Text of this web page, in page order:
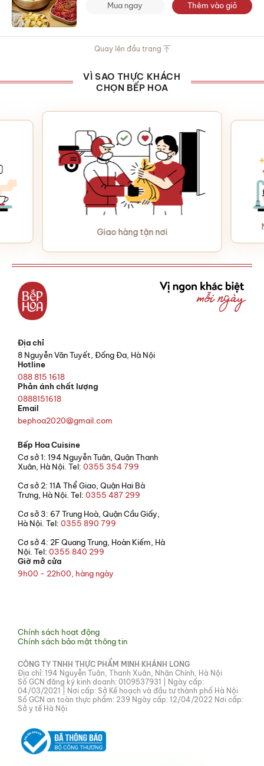
Mua ngay Thêm vào giỏ
Quay lên đầu trang
VÌ SAO THỰC KHÁCH
CHỌN BẾP HOA
Giao hàng tận nơi
Địa chỉ
8 Nguyễn Văn Tuyết, Đống Đa, Hà Nội
Hotline
088 815 1618
Phản ánh chất lượng
0888151618
Email
bephoa2020@gmail.com
Bếp Hoa Cuisine
Cơ sở 1: 194 Nguyễn Tuân, Quận Thanh
Xuân, Hà Nội. Tel: 0355 354 799
Cơ sở 2: 11A Thể Giao, Quận Hai Bà
Trưng, Hà Nội. Tel: 0355 487 299
Cơ sở 3: 67 Trung Hoà, Quận Cầu Giấy,
Hà Nội. Tel: 0355 890 799
Cơ sở 4: 2F Quang Trung, Hoàn Kiếm, Hà
Nội. Tel: 0355 840 299
Giờ mở cửa
9h00 - 22h00, hàng ngày
Chính sách hoạt động
Chính sách bảo mật thông tin
CÔNG TY TNHH THỰC PHẨM MINH KHÁNH LONG
Địa chỉ: 194 Nguyễn Tuân, Thanh Xuân, Nhân Chính, Hà Nội
Số GCN đăng ký kinh doanh: 0109537931 | Ngày cấp:
04/03/2021 | Nơi cấp: Sở Kế hoạch và đầu tư thành phố Hà Nội
Số GCN an toàn thực phẩm: 239 Ngày cấp: 12/04/2022 Nơi cấp:
Sở y tế Hà Nội